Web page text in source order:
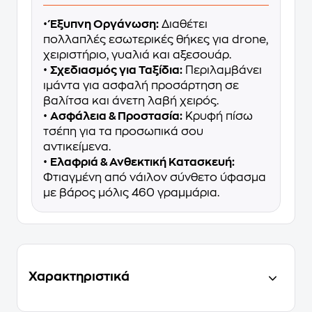
•Έξυπνη Οργάνωση: Διαθέτει
πολλαπλές εσωτερικές θήκες για drone,
χειριστήριο, γυαλιά και αξεσουάρ.
• Σχεδιασμός για Ταξίδια: Περιλαμβάνει
ιμάντα για ασφαλή προσάρτηση σε
βαλίτσα και άνετη λαβή χειρός.
• Ασφάλεια & Προστασία: Κρυφή πίσω
τσέπη για τα προσωπικά σου
αντικείμενα.
• Ελαφριά & Ανθεκτική Κατασκευή:
Φτιαγμένη από νάιλον σύνθετο ύφασμα
με βάρος μόλις 460 γραμμάρια.
Χαρακτηριστικά